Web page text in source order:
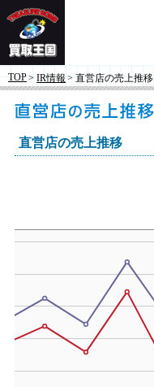
株式会社 買
取王国
TOP>IR情報> 直営店の売上推移
直営店の売上推移